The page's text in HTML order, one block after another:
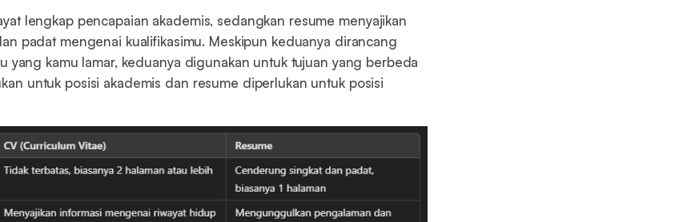
lengkap pencapaian akademis, sedangkan resume menyajikan
padat mengenai kualifikasimu. Meskipun keduanya dirancang
yang kamu lamar, keduanya digunakan untuk tujuan yang berbeda
untuk posisi akademis dan resume diperlukan untuk posisi